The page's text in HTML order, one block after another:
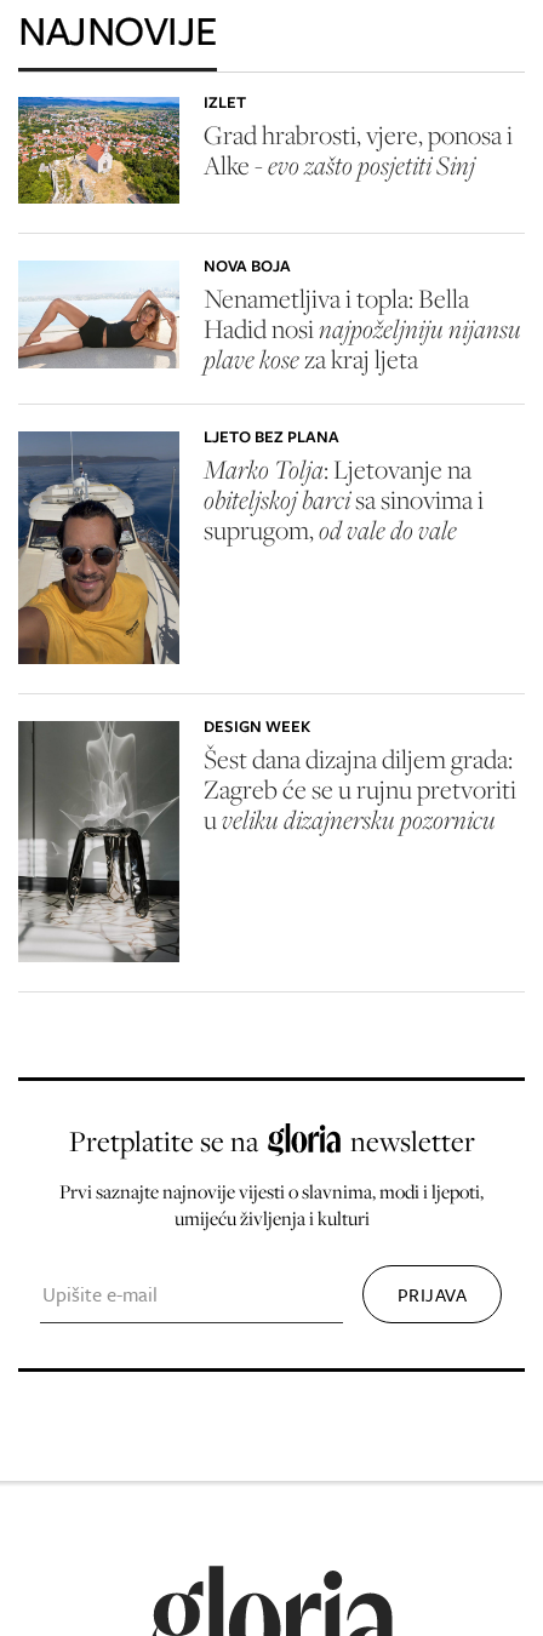
NAJNOVIJE
IZLET
Grad hrabrosti, vjere, ponosa i
Alke -evo zašto posjetiti Sinj
NOVA BOJA
Nenametljiva i topla: Bella
Hadid nosinajpoželjniju nijansu
plave koseza kraj ljeta
LJETO BEZ PLANA
Marko Tolja: Ljetovanje na
obiteljskoj barcisa sinovima i
suprugom,od vale do vale
DESIGN WEEK
Šest dana dizajna diljem grada:
Zagreb će se u rujnu pretvoriti
uveliku dizajnersku pozornicu
Pretplatite se na newsletter
Prvi saznajte najnovije vijesti o slavnima, modi i ljepoti,
umijeću življenja i kulturi